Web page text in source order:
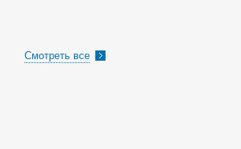
Смотреть все